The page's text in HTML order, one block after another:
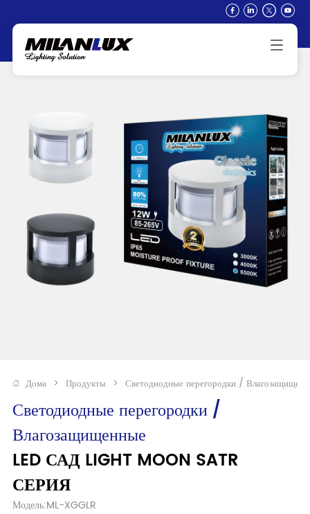
Дома > Продукты > Светодиодные перегородки /
Светодиодные перегородки /
Влагозащищенные
LED САД LIGHT MOON SATR
СЕРИЯ
Модель:ML-XGGLR